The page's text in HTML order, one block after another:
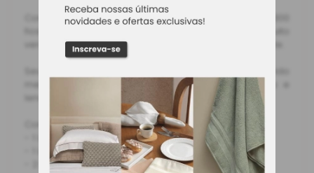
Com detalhes em ponto ajour e qualidade do cetim 300
versátil, dentro de um ambiente confortável e elegante.
mercerizado, fronha e vira com ponto ajour duplo e
lençol com elástico para facilitar o dia a dia.
Contém:
- 1 Lençol de Cima 2,80m x 2,60m
- 1 Lençol de Baixo 1,93m X 2,03m X 40cm
- 2 Fronhas 50cm X 70cm